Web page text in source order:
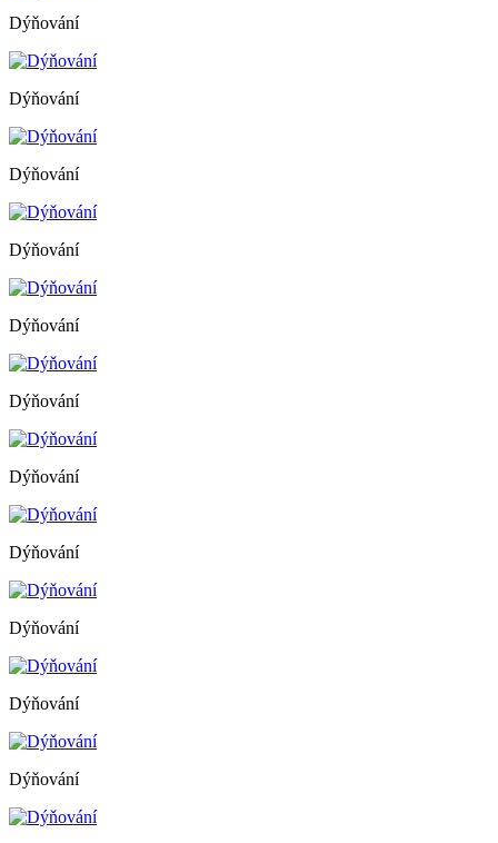
Dýňování
Dýňování
Dýňování
Dýňování
Dýňování
Dýňování
Dýňování
Dýňování
Dýňování
Dýňování
Dýňování